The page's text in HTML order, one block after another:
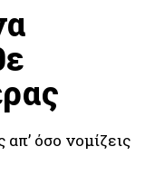
απ’ όσο νομίζεις